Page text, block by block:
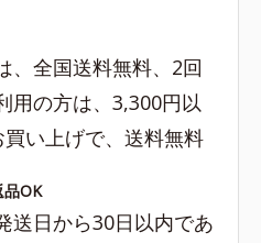
、全国送料無料、2回
用の方は、3,300円以
い上げで、送料無料
品OK
送日から30日以内であ